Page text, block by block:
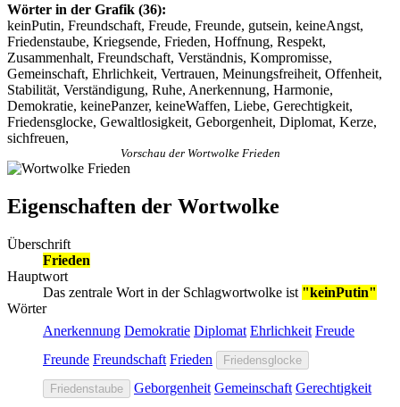
Wörter in der Grafik (36):
keinPutin, Freundschaft, Freude, Freunde, gutsein, keineAngst,
Friedenstaube, Kriegsende, Frieden, Hoffnung, Respekt,
Zusammenhalt, Freundschaft, Verständnis, Kompromisse,
Gemeinschaft, Ehrlichkeit, Vertrauen, Meinungsfreiheit, Offenheit,
Stabilität, Verständigung, Ruhe, Anerkennung, Harmonie,
Demokratie, keinePanzer, keineWaffen, Liebe, Gerechtigkeit,
Friedensglocke, Gewaltlosigkeit, Geborgenheit, Diplomat, Kerze,
sichfreuen,
Vorschau der Wortwolke Frieden
Eigenschaften der Wortwolke
Überschrift
Frieden
Hauptwort
Das zentrale Wort in der Schlagwortwolke ist "keinPutin"
Wörter
Anerkennung Demokratie Diplomat Ehrlichkeit Freude
Freunde Freundschaft Frieden Friedensglocke
Friedenstaube Geborgenheit Gemeinschaft Gerechtigkeit